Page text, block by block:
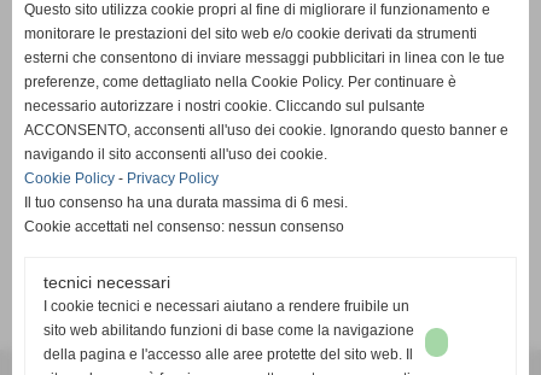
PT G N GF
0
50
Beiborg Orbassano Calcio
SCHEDA-
Questo sito utilizza cookie propri al fine di migliorare il funzionamento e
monitorare le prestazioni del sito web e/o cookie derivati da strumenti
esterni che consentono di inviare messaggi pubblicitari in linea con le tue
preferenze, come dettagliato nella Cookie Policy. Per continuare è
necessario autorizzare i nostri cookie. Cliccando sul pulsante
ACCONSENTO, acconsenti all'uso dei cookie. Ignorando questo banner e
navigando il sito acconsenti all'uso dei cookie.
Cookie Policy - Privacy Policy
Il tuo consenso ha una durata massima di 6 mesi.
Cookie accettati nel consenso: nessun consenso
tecnici necessari
I cookie tecnici e necessari aiutano a rendere fruibile un
sito web abilitando funzioni di base come la navigazione
della pagina e l'accesso alle aree protette del sito web. Il